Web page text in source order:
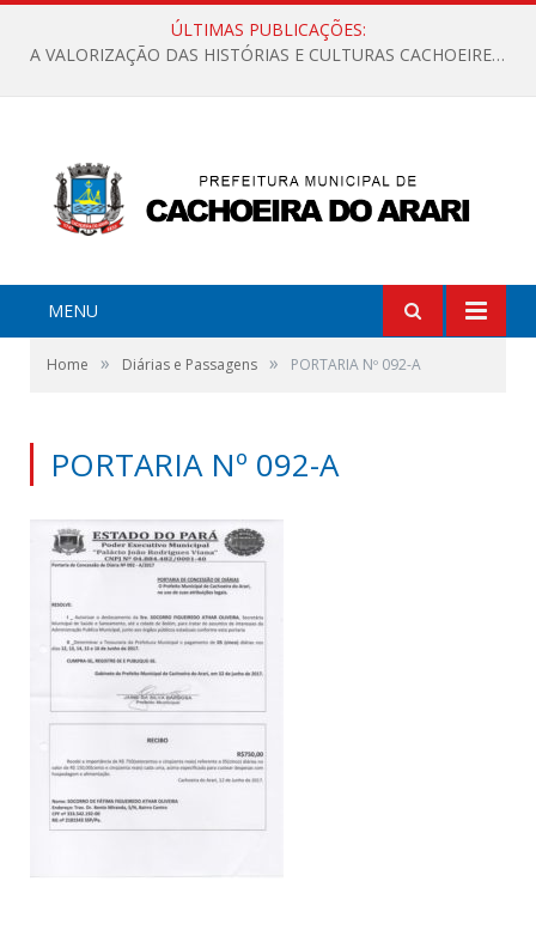
ÚLTIMAS PUBLICAÇÕES:
A VALORIZAÇÃO DAS HISTÓRIAS E CULTURAS CACHOEIRENSES
MENU
Home » Diárias e Passagens » PORTARIA Nº 092-A
PORTARIA Nº 092-A